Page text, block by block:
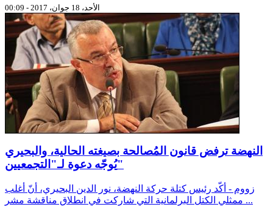
الأحد، 18 جوان، 2017 - 00:09
النهضة ترفض قانون المُصالحة بصيغته الحالية، والبحيري
يُوجّه دعوة لـ"التجمعيين"
زووم - أكّد رئيس كتلة حركة النهضة، نور الدين البحيري، أنّ أغلب
ممثلي الكتل البرلمانية التي شاركت في انطلاق مناقشة مشر ...